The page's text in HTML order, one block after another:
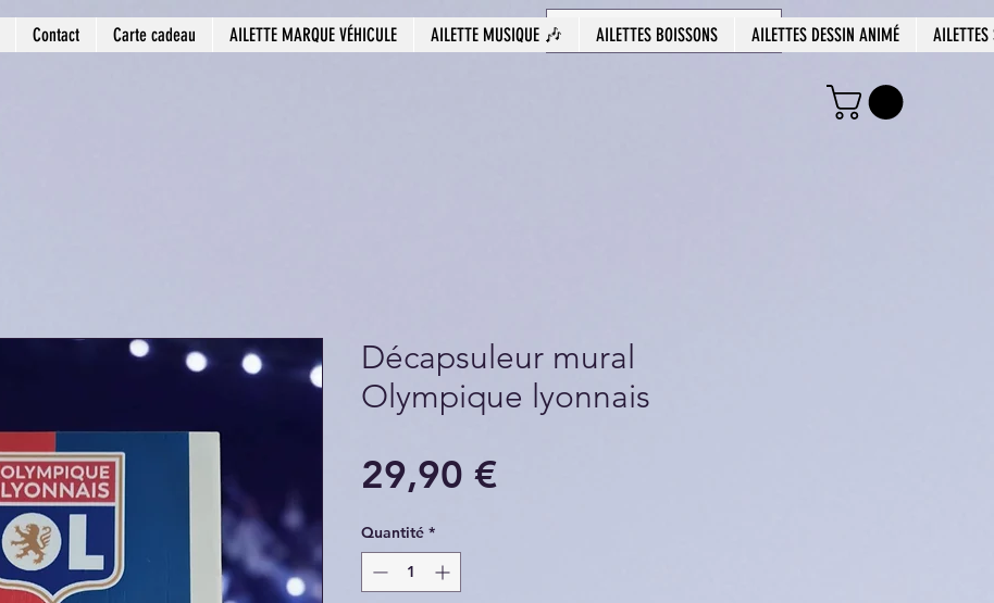
Contact Carte cadeau AILETTE MARQUE VÉHICULE AILETTE MUSIQUE 🎶 AILETTES BOISSONS AILETTES DESSIN ANIMÉ AILETTES
Décapsuleur mural
Olympique lyonnais
29,90 €Prix
Quantité *